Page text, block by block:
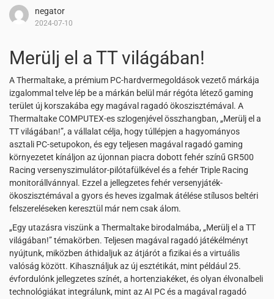
negator
2024-07-10
Merülj el a TT világában!
A Thermaltake, a prémium PC-hardvermegoldások vezető márkája
izgalommal telve lép be a márkán belül már régóta létező gaming
terület új korszakába egy magával ragadó ökoszisztémával. A
Thermaltake COMPUTEX-es szlogenjével összhangban, „Merülj el a
TT világában!”, a vállalat célja, hogy túllépjen a hagyományos
asztali PC-setupokon, és egy teljesen magával ragadó gaming
környezetet kínáljon az újonnan piacra dobott fehér színű GR500
Racing versenyszimulátor-pilótafülkével és a fehér Triple Racing
monitorállvánnyal. Ezzel a jellegzetes fehér versenyjáték-
ökoszisztémával a gyors és heves izgalmak átélése stílusos beltéri
felszereléseken keresztül már nem csak álom.
„Egy utazásra viszünk a Thermaltake birodalmába, „Merülj el a TT
világában!” témakörben. Teljesen magával ragadó játékélményt
nyújtunk, miközben áthidaljuk az átjárót a fizikai és a virtuális
valóság között. Kihasználjuk az új esztétikát, mint például 25.
évfordulónk jellegzetes színét, a hortenziakéket, és olyan élvonalbeli
technológiákat integrálunk, mint az AI PC és a magával ragadó